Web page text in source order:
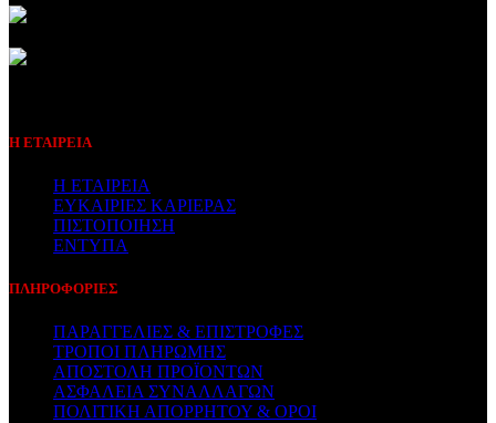
Η ΕΤΑΙΡΕΙΑ
Η ΕΤΑΙΡΕΙΑ
ΕΥΚΑΙΡΙΕΣ ΚΑΡΙΕΡΑΣ
ΠΙΣΤΟΠΟΙΗΣΗ
ΕΝΤΥΠΑ
ΠΛΗΡΟΦΟΡΙΕΣ
ΠΑΡΑΓΓΕΛΙΕΣ & ΕΠΙΣΤΡΟΦΕΣ
ΤΡΟΠΟΙ ΠΛΗΡΩΜΗΣ
ΑΠΟΣΤΟΛΗ ΠΡΟΪΟΝΤΩΝ
ΑΣΦΑΛΕΙΑ ΣΥΝΑΛΛΑΓΩΝ
ΠΟΛΙΤΙΚΗ ΑΠΟΡΡΗΤΟΥ & ΟΡΟΙ